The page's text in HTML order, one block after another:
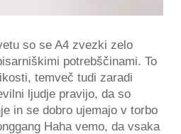
so se A4 zvezki zelo
potrebščinami. To
temveč tudi zaradi
ljudje pravijo, da so
in se dobro ujemajo v torbo
Haha vemo, da vsaka